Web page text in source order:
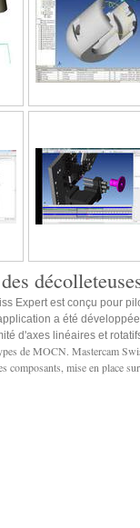
Expert est conçu pour
a été
d'axes linéaires et
de MOCN. Mastercam
composants, mise en place